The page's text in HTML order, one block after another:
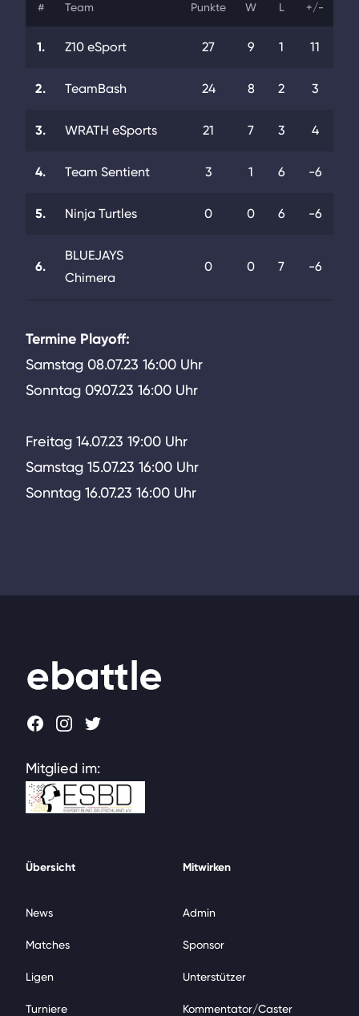
# Team Punkte W L +/-
1. Z10 eSport 27 9 1 11
2. TeamBash 24 8 2 3
3. WRATH eSports 21 7 3 4
4. Team Sentient 3 1 6 -6
5. Ninja Turtles 0 0 6 -6
6.
BLUEJAYS
Chimera
0 0 7 -6
Termine Playoff:
Samstag 08.07.23 16:00 Uhr
Sonntag 09.07.23 16:00 Uhr
Freitag 14.07.23 19:00 Uhr
Samstag 15.07.23 16:00 Uhr
Sonntag 16.07.23 16:00 Uhr
Facebook
Instagram
Twitter
Mitglied im:
Übersicht
News
Matches
Ligen
Turniere
Mitwirken
Admin
Sponsor
Unterstützer
Kommentator/Caster